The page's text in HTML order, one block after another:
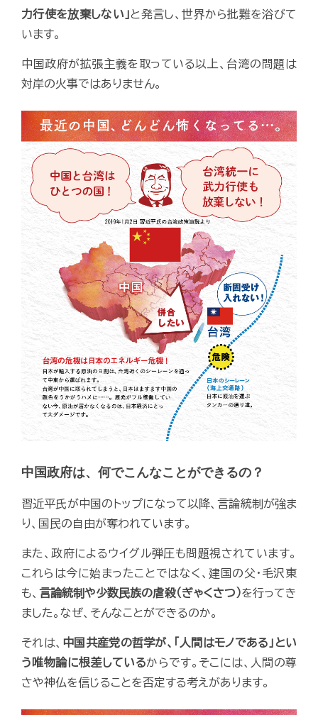
力行使を放棄しない」と発言し、世界から批難を浴びて
います。
中国政府が拡張主義を取っている以上、台湾の問題は
対岸の火事ではありません。
中国政府は、何でこんなことができるの？
習近平氏が中国のトップになって以降、言論統制が強ま
り、国民の自由が奪われています。
また、政府によるウイグル弾圧も問題視されています。
これらは今に始まったことではなく、建国の父・毛沢東
も、言論統制や少数民族の虐殺（ぎゃくさつ）を行ってき
ました。なぜ、そんなことができるのか。
それは、 中国共産党の哲学が、「人間はモノである」とい
う唯物論に根差しているからです。そこには、人間の尊
さや神仏を信じることを否定する考えがあります。